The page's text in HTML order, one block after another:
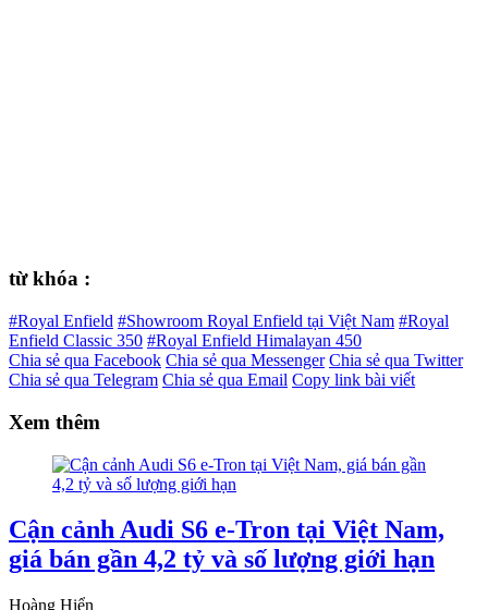
từ khóa :
#Royal Enfield #Showroom Royal Enfield tại Việt Nam #Royal
Enfield Classic 350 #Royal Enfield Himalayan 450
Chia sẻ qua Facebook Chia sẻ qua Messenger Chia sẻ qua Twitter
Chia sẻ qua Telegram Chia sẻ qua Email Copy link bài viết
Xem thêm
Cận cảnh Audi S6 e-Tron tại Việt Nam,
giá bán gần 4,2 tỷ và số lượng giới hạn
Hoàng Hiển